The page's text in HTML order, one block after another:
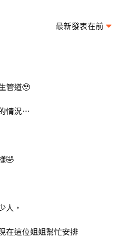
最新發表在前
管道🥹
情況…
🤣
人，
在這位姐姐幫忙安排